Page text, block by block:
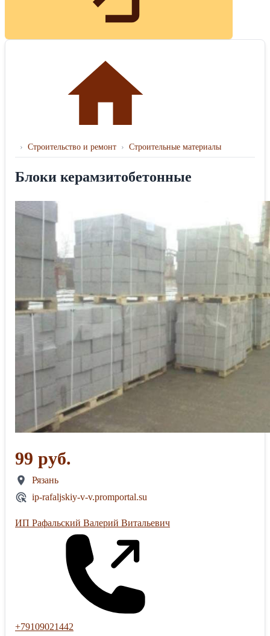
› Строительство и ремонт › Строительные материалы
Блоки керамзитобетонные
99 руб.
Рязань
ip-rafaljskiy-v-v.promportal.su
ИП Рафальский Валерий Витальевич
+79109021442